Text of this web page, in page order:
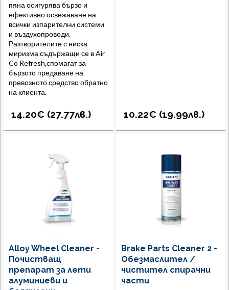
пяна осигурява бързо и
ефективно освежаване на
всички изпарителни системи
и въздухопроводи.
Разтворителите с ниска
миризма съдържащи се в Air
Co Refresh,спомагат за
бързото предаване на
превозното средство обратно
на клиента.
14.20€ (27.77лв.) 10.22€ (19.99лв.)
Alloy Wheel Cleaner -
Почистващ
препарат за лети
алуминиеви и
Brake Parts Cleaner 2 -
Обезмаслител /
чистител спирачни
части